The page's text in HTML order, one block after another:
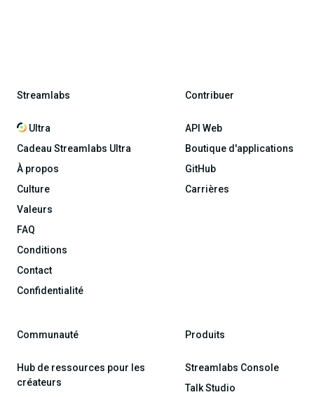
Streamlabs
Ultra
Cadeau Streamlabs Ultra
À propos
Culture
Valeurs
FAQ
Conditions
Contact
Confidentialité
Contribuer
API Web
Boutique d'applications
GitHub
Carrières
Communauté
Hub de ressources pour les
créateurs
Produits
Streamlabs Console
Talk Studio